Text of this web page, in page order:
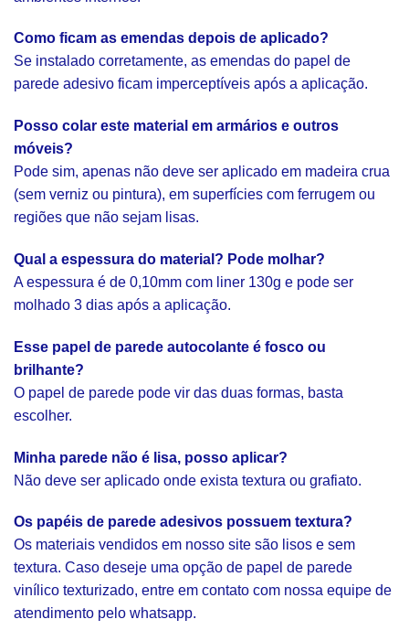
Como ficam as emendas depois de aplicado?
Se instalado corretamente, as emendas do papel de
parede adesivo ficam imperceptíveis após a aplicação.
Posso colar este material em armários e outros
móveis?
Pode sim, apenas não deve ser aplicado em madeira crua
(sem verniz ou pintura), em superfícies com ferrugem ou
regiões que não sejam lisas.
Qual a espessura do material? Pode molhar?
A espessura é de 0,10mm com liner 130g e pode ser
molhado 3 dias após a aplicação.
Esse papel de parede autocolante é fosco ou
brilhante?
O papel de parede pode vir das duas formas, basta
escolher.
Minha parede não é lisa, posso aplicar?
Não deve ser aplicado onde exista textura ou grafiato.
Os papéis de parede adesivos possuem textura?
Os materiais vendidos em nosso site são lisos e sem
textura. Caso deseje uma opção de papel de parede
vinílico texturizado, entre em contato com nossa equipe de
atendimento pelo whatsapp.